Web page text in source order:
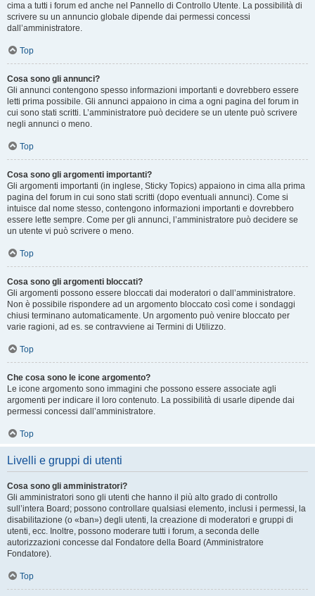
cima a tutti i forum ed anche nel Pannello di Controllo Utente. La possibilità di
scrivere su un annuncio globale dipende dai permessi concessi
dall’amministratore.
Top
Cosa sono gli annunci?
Gli annunci contengono spesso informazioni importanti e dovrebbero essere
letti prima possibile. Gli annunci appaiono in cima a ogni pagina del forum in
cui sono stati scritti. L’amministratore può decidere se un utente può scrivere
negli annunci o meno.
Top
Cosa sono gli argomenti importanti?
Gli argomenti importanti (in inglese, Sticky Topics) appaiono in cima alla prima
pagina del forum in cui sono stati scritti (dopo eventuali annunci). Come si
intuisce dal nome stesso, contengono informazioni importanti e dovrebbero
essere lette sempre. Come per gli annunci, l’amministratore può decidere se
un utente vi può scrivere o meno.
Top
Cosa sono gli argomenti bloccati?
Gli argomenti possono essere bloccati dai moderatori o dall’amministratore.
Non è possibile rispondere ad un argomento bloccato così come i sondaggi
chiusi terminano automaticamente. Un argomento può venire bloccato per
varie ragioni, ad es. se contravviene ai Termini di Utilizzo.
Top
Che cosa sono le icone argomento?
Le icone argomento sono immagini che possono essere associate agli
argomenti per indicare il loro contenuto. La possibilità di usarle dipende dai
permessi concessi dall’amministratore.
Top
Livelli e gruppi di utenti
Cosa sono gli amministratori?
Gli amministratori sono gli utenti che hanno il più alto grado di controllo
sull’intera Board; possono controllare qualsiasi elemento, inclusi i permessi, la
disabilitazione (o «ban») degli utenti, la creazione di moderatori e gruppi di
utenti, ecc. Inoltre, possono moderare tutti i forum, a seconda delle
autorizzazioni concesse dal Fondatore della Board (Amministratore
Fondatore).
Top